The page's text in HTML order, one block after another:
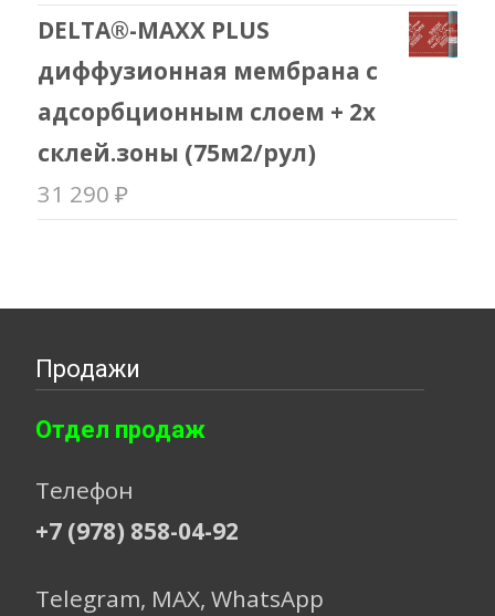
DELTA®-MAXX PLUS
диффузионная мембрана с
адсорбционным слоем + 2х
склей.зоны (75м2/рул)
31 290 ₽
Продажи
Отдел продаж
Телефон
+7 (978) 858-04-92
Telegram, МАХ, WhatsApp